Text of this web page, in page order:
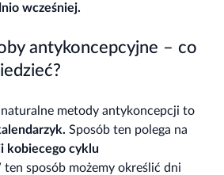
wcześniej.
antykoncepcyjne – co
metody antykoncepcji to
Sposób ten polega na
kobiecego cyklu
ten sposób możemy określić dni